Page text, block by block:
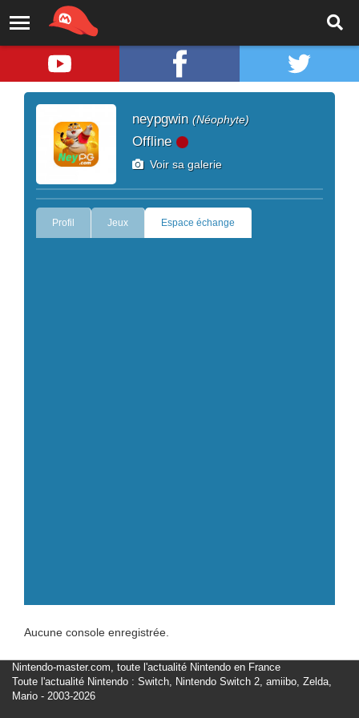
neypgwin (Néophyte)
Offline
Voir sa galerie
Profil Jeux Espace échange
Aucune console enregistrée.
Nintendo-master.com, toute l'actualité Nintendo en France
Toute l'actualité Nintendo : Switch, Nintendo Switch 2, amiibo, Zelda,
Mario - 2003-2026